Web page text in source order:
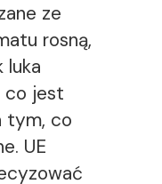
ze
rosną,
luka
co jest
tym, co
UE